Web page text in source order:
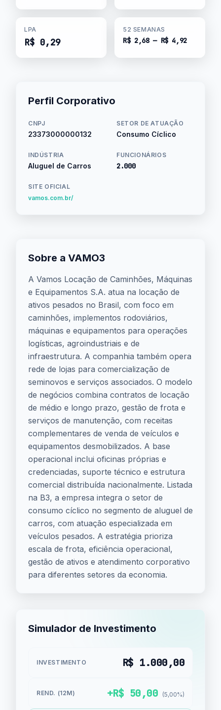
LPA
R$ 0,29
52 SEMANAS
R$ 2,68 — R$ 4,92
Perfil Corporativo
CNPJ
23373000000132
SETOR DE ATUAÇÃO
Consumo Cíclico
INDÚSTRIA
Aluguel de Carros
FUNCIONÁRIOS
2.000
SITE OFICIAL
vamos.com.br/
Sobre a VAMO3
A Vamos Locação de Caminhões, Máquinas
e Equipamentos S.A. atua na locação de
ativos pesados no Brasil, com foco em
caminhões, implementos rodoviários,
máquinas e equipamentos para operações
logísticas, agroindustriais e de
infraestrutura. A companhia também opera
rede de lojas para comercialização de
seminovos e serviços associados. O modelo
de negócios combina contratos de locação
de médio e longo prazo, gestão de frota e
serviços de manutenção, com receitas
complementares de venda de veículos e
equipamentos desmobilizados. A base
operacional inclui oficinas próprias e
credenciadas, suporte técnico e estrutura
comercial distribuída nacionalmente. Listada
na B3, a empresa integra o setor de
consumo cíclico no segmento de aluguel de
carros, com atuação especializada em
veículos pesados. A estratégia prioriza
escala de frota, eficiência operacional,
gestão de ativos e atendimento corporativo
para diferentes setores da economia.
Simulador de Investimento
INVESTIMENTO R$ 1.000,00
REND. (12M) +R$ 50,00 (5,00%)